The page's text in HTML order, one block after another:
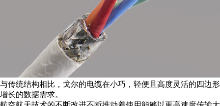
与传统结构相比，戈尔的电缆在小巧，轻便且高度灵活的四边
增长的数据需求。